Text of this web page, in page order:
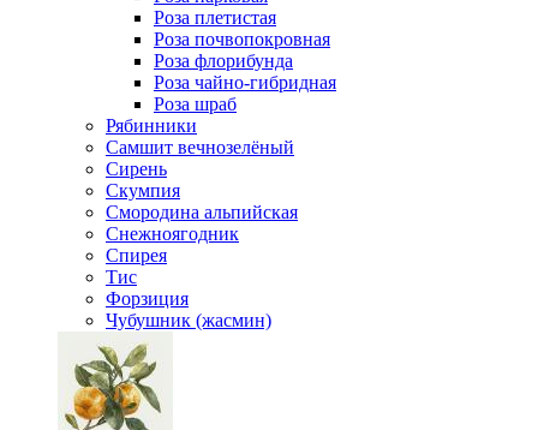
Роза плетистая
Роза почвопокровная
Роза флорибунда
Роза чайно-гибридная
Роза шраб
Рябинники
Самшит вечнозелёный
Сирень
Скумпия
Смородина альпийская
Снежноягодник
Спирея
Тис
Форзиция
Чубушник (жасмин)